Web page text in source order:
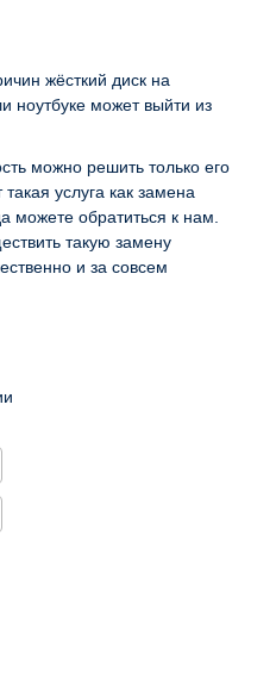
жёсткий диск на
ноутбуке может выйти из
можно решить только его
услуга как замена
можете обратиться к нам.
такую замену
и за совсем